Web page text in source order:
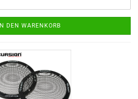
IN DEN WARENKORB